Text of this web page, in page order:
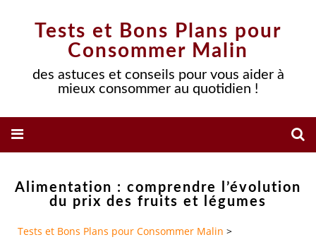
Tests et Bons Plans pour
Consommer Malin
des astuces et conseils pour vous aider à
mieux consommer au quotidien !
Alimentation : comprendre l’évolution
du prix des fruits et légumes
Tests et Bons Plans pour Consommer Malin >